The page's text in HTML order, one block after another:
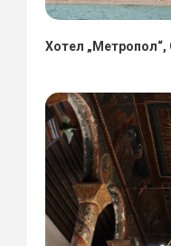
Хотел „Метропол“,